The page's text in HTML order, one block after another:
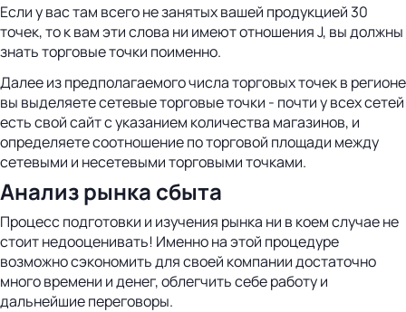
Если у вас там всего не занятых вашей продукцией 30
точек, то к вам эти слова ни имеют отношения J, вы должны
знать торговые точки поименно.
Далее из предполагаемого числа торговых точек в регионе
вы выделяете сетевые торговые точки - почти у всех сетей
есть свой сайт с указанием количества магазинов, и
определяете соотношение по торговой площади между
сетевыми и несетевыми торговыми точками.
Анализ рынка сбыта
Процесс подготовки и изучения рынка ни в коем случае не
стоит недооценивать! Именно на этой процедуре
возможно сэкономить для своей компании достаточно
много времени и денег, облегчить себе работу и
дальнейшие переговоры.